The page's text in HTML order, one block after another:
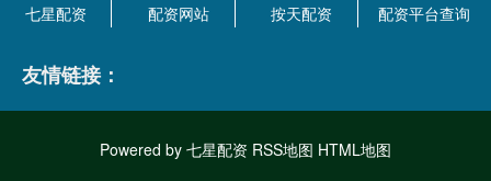
七星配资 配资网站 按天配资 配资平台查询
友情链接：
Powered by 七星配资 RSS地图 HTML地图